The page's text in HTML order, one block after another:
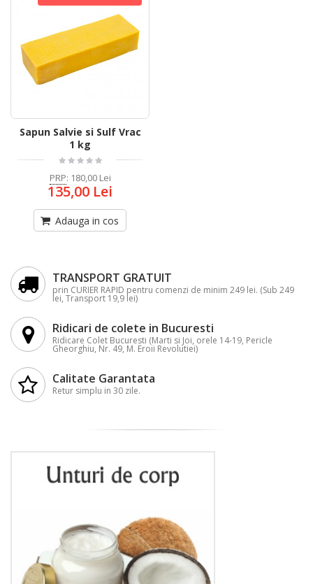
Sapun Salvie si Sulf Vrac
1 kg
PRP: 180,00 Lei
135,00 Lei
Adauga in cos
TRANSPORT GRATUIT
prin CURIER RAPID pentru comenzi de minim 249 lei. (Sub 249
lei, Transport 19,9 lei)
Ridicari de colete in Bucuresti
Ridicare Colet Bucuresti (Marti si Joi, orele 14-19, Pericle
Gheorghiu, Nr. 49, M. Eroii Revolutiei)
Calitate Garantata
Retur simplu in 30 zile.